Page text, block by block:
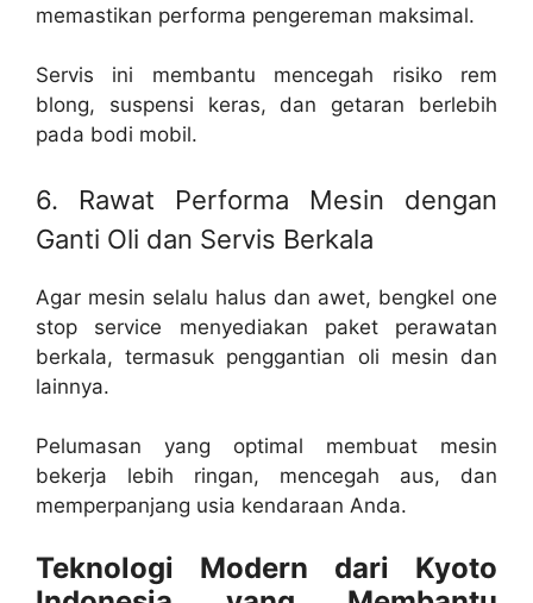
memastikan performa pengereman maksimal.
Servis ini membantu mencegah risiko rem
blong, suspensi keras, dan getaran berlebih
pada bodi mobil.
6. Rawat Performa Mesin dengan
Ganti Oli dan Servis Berkala
Agar mesin selalu halus dan awet, bengkel one
stop service menyediakan paket perawatan
berkala, termasuk penggantian oli mesin dan
lainnya.
Pelumasan yang optimal membuat mesin
bekerja lebih ringan, mencegah aus, dan
memperpanjang usia kendaraan Anda.
Teknologi Modern dari Kyoto